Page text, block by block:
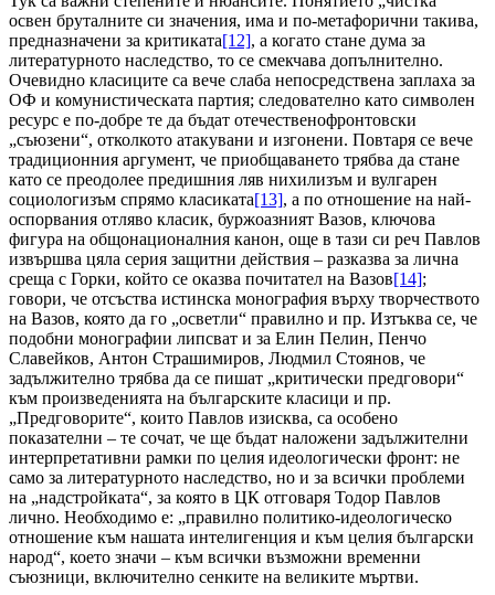
освен бруталните си значения, има и по-метафорични такива,
предназначени за критиката[12], а когато стане дума за
литературното наследство, то се смекчава допълнително.
Очевидно класиците са вече слаба непосредствена заплаха за
ОФ и комунистическата партия; следователно като символен
ресурс е по-добре те да бъдат отечественофронтовски
„съюзени“, отколкото атакувани и изгонени. Повтаря се вече
традиционния аргумент, че приобщаването трябва да стане
като се преодолее предишния ляв нихилизъм и вулгарен
социологизъм спрямо класиката[13], а по отношение на най-
оспорвания отляво класик, буржоазният Вазов, ключова
фигура на общонационалния канон, още в тази си реч Павлов
извършва цяла серия защитни действия – разказва за лична
среща с Горки, който се оказва почитател на Вазов[14];
говори, че отсъства истинска монография върху творчеството
на Вазов, която да го „осветли“ правилно и пр. Изтъква се, че
подобни монографии липсват и за Елин Пелин, Пенчо
Славейков, Антон Страшимиров, Людмил Стоянов, че
задължително трябва да се пишат „критически предговори“
към произведенията на българските класици и пр.
„Предговорите“, които Павлов изисква, са особено
показателни – те сочат, че ще бъдат наложени задължителни
интерпретативни рамки по целия идеологически фронт: не
само за литературното наследство, но и за всички проблеми
на „надстройката“, за която в ЦК отговаря Тодор Павлов
лично. Необходимо е: „правилно политико-идеологическо
отношение към нашата интелигенция и към целия български
народ“, което значи – към всички възможни временни
съюзници, включително сенките на великите мъртви.